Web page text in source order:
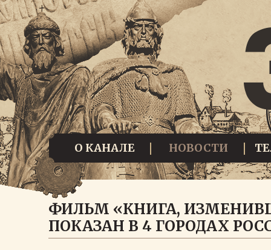
О КАНАЛЕ НОВОСТИ
ФИЛЬМ «КНИГА,
ПОКАЗАН В 4 ГОРОДАХ